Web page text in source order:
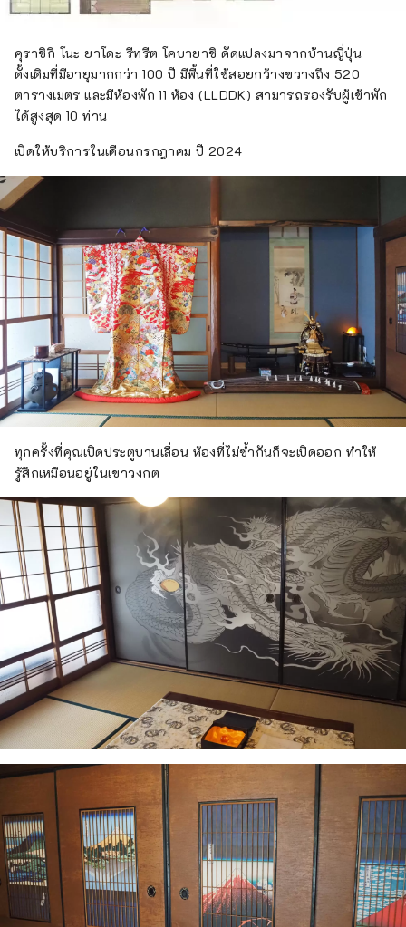
คุราชิกิ โนะ ยาโดะ รีทรีต โคบายาชิ ดัดแปลงมาจากบ้านญี่ปุ่น
ดั้งเดิมที่มีอายุมากกว่า 100 ปี มีพื้นที่ใช้สอยกว้างขวางถึง 520
ตารางเมตร และมีห้องพัก 11 ห้อง (LLDDK) สามารถรองรับผู้เข้าพัก
ได้สูงสุด 10 ท่าน
เปิดให้บริการในเดือนกรกฎาคม ปี 2024
ทุกครั้งที่คุณเปิดประตูบานเลื่อน ห้องที่ไม่ซ้ำกันก็จะเปิดออก ทำให้
รู้สึกเหมือนอยู่ในเขาวงกต